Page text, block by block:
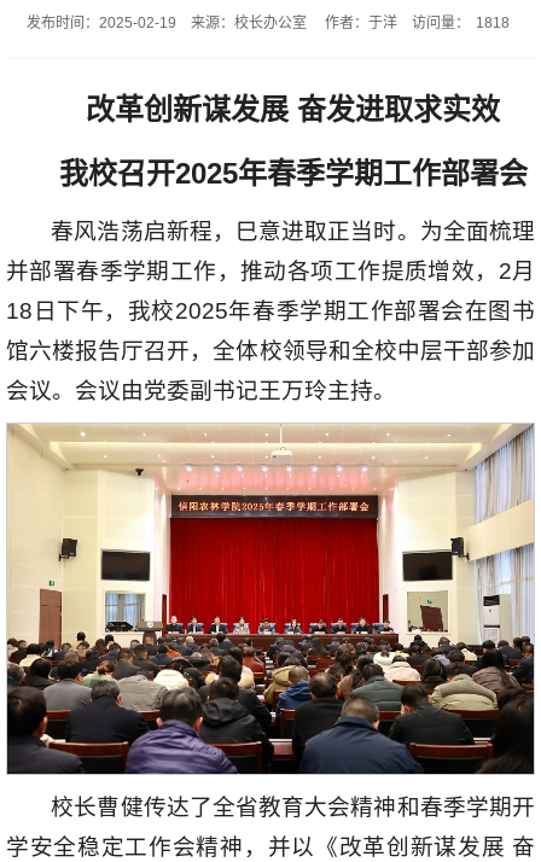
发布时间：2025-02-19 来源：校长办公室 作者：于洋 访问量： 1818
改革创新谋发展 奋发进取求实效
我校召开2025年春季学期工作部署会
春风浩荡启新程，巳意进取正当时。为全面梳理
并部署春季学期工作，推动各项工作提质增效，2月
18日下午，我校2025年春季学期工作部署会在图书
馆六楼报告厅召开，全体校领导和全校中层干部参加
会议。会议由党委副书记王万玲主持。
校长曹健传达了全省教育大会精神和春季学期开
学安全稳定工作会精神，并以《改革创新谋发展 奋